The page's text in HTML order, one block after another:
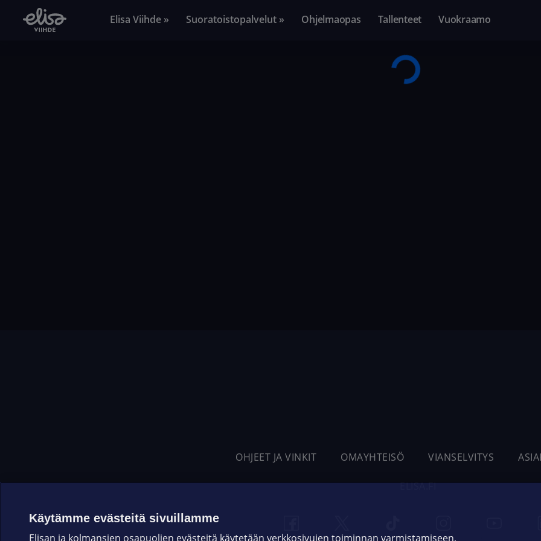
Elisa Viihde » Suoratoistopalvelut » Ohjelmaopas Tallenteet Vuokraamo
OHJEET JA VINKIT OMAYHTEISÖ VIANSELVITYS
ELISA.FI
Käytämme evästeitä sivuillamme
Elisan ja kolmansien osapuolien evästeitä käytetään verkkosivujen toiminnan varmistamiseen,